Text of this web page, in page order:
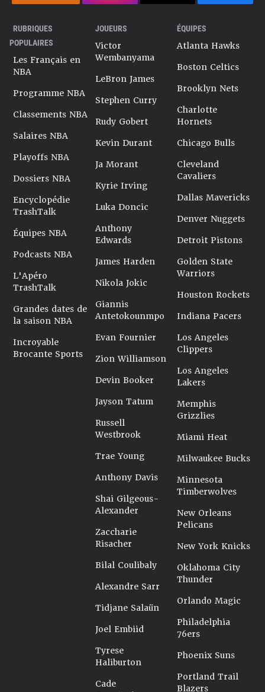
RUBRIQUES
POPULAIRES
Les Français en
NBA
Programme NBA
Classements NBA
Salaires NBA
Playoffs NBA
Dossiers NBA
Encyclopédie
TrashTalk
Équipes NBA
Podcasts NBA
L'Apéro
TrashTalk
Grandes dates de
la saison NBA
Incroyable
Brocante Sports
JOUEURS
Victor
Wembanyama
LeBron James
Stephen Curry
Rudy Gobert
Kevin Durant
Ja Morant
Kyrie Irving
Luka Doncic
Anthony
Edwards
James Harden
Nikola Jokic
Giannis
Antetokounmpo
Evan Fournier
Zion Williamson
Devin Booker
Jayson Tatum
Russell
Westbrook
Trae Young
Anthony Davis
Shai Gilgeous-
Alexander
Zaccharie
Risacher
Bilal Coulibaly
Alexandre Sarr
Tidjane Salaün
Joel Embiid
Tyrese
Haliburton
Cade
ÉQUIPES
Atlanta Hawks
Boston Celtics
Brooklyn Nets
Charlotte
Hornets
Chicago Bulls
Cleveland
Cavaliers
Dallas Mavericks
Denver Nuggets
Detroit Pistons
Golden State
Warriors
Houston Rockets
Indiana Pacers
Los Angeles
Clippers
Los Angeles
Lakers
Memphis
Grizzlies
Miami Heat
Milwaukee Bucks
Minnesota
Timberwolves
New Orleans
Pelicans
New York Knicks
Oklahoma City
Thunder
Orlando Magic
Philadelphia
76ers
Phoenix Suns
Portland Trail
Blazers